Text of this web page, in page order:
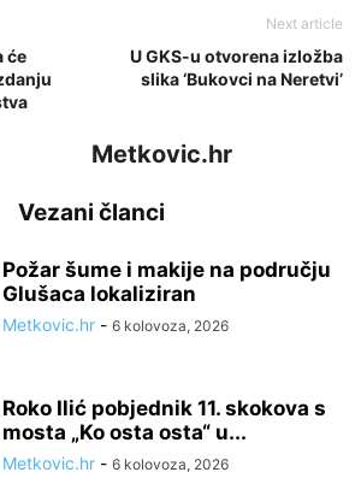
će
Next article
U GKS-u otvorena izložba
slika ‘Bukovci na Neretvi’
Metkovic.hr
Vezani članci
Požar šume i makije na području
Glušaca lokaliziran
Metkovic.hr - 6 kolovoza, 2026
Roko Ilić pobjednik 11. skokova s
mosta „Ko osta osta“ u...
Metkovic.hr - 6 kolovoza, 2026